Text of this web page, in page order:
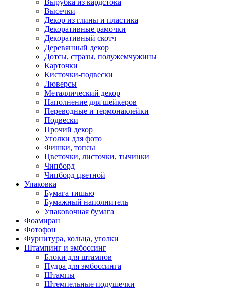
Вырубка из кардстока
Высечки
Декор из глины и пластика
Декоративные рамочки
Декоративный скотч
Деревянный декор
Дотсы, стразы, полужемчужины
Карточки
Кисточки-подвески
Люверсы
Металлический декор
Наполнение для шейкеров
Переводные и термонаклейки
Подвески
Прочий декор
Уголки для фото
Фишки, топсы
Цветочки, листочки, тычинки
Чипборд
Чипборд цветной
Упаковка
Бумага тишью
Бумажный наполнитель
Упаковочная бумага
Фоамиран
Фотофон
Фурнитура, кольца, уголки
Штампинг и эмбоссинг
Блоки для штампов
Пудра для эмбоссинга
Штампы
Штемпельные подушечки